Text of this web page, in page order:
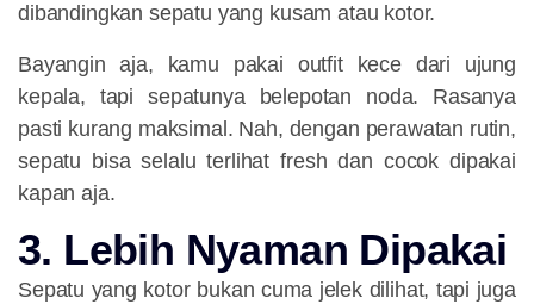
dibandingkan sepatu yang kusam atau kotor.
Bayangin aja, kamu pakai outfit kece dari ujung
kepala, tapi sepatunya belepotan noda. Rasanya
pasti kurang maksimal. Nah, dengan perawatan rutin,
sepatu bisa selalu terlihat fresh dan cocok dipakai
kapan aja.
3. Lebih Nyaman Dipakai
Sepatu yang kotor bukan cuma jelek dilihat, tapi juga